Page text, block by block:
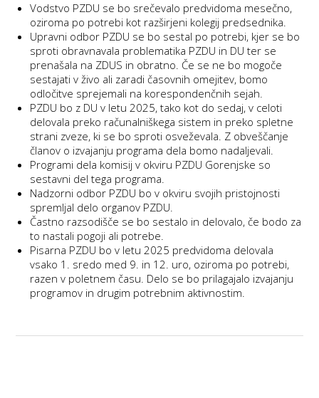
Vodstvo PZDU se bo srečevalo predvidoma mesečno,
oziroma po potrebi kot razširjeni kolegij predsednika.
Upravni odbor PZDU se bo sestal po potrebi, kjer se bo
sproti obravnavala problematika PZDU in DU ter se
prenašala na ZDUS in obratno. Če se ne bo mogoče
sestajati v živo ali zaradi časovnih omejitev, bomo
odločitve sprejemali na korespondenčnih sejah.
PZDU bo z DU v letu 2025, tako kot do sedaj, v celoti
delovala preko računalniškega sistem in preko spletne
strani zveze, ki se bo sproti osveževala. Z obveščanje
članov o izvajanju programa dela bomo nadaljevali.
Programi dela komisij v okviru PZDU Gorenjske so
sestavni del tega programa.
Nadzorni odbor PZDU bo v okviru svojih pristojnosti
spremljal delo organov PZDU.
Častno razsodišče se bo sestalo in delovalo, če bodo za
to nastali pogoji ali potrebe.
Pisarna PZDU bo v letu 2025 predvidoma delovala
vsako 1. sredo med 9. in 12. uro, oziroma po potrebi,
razen v poletnem času. Delo se bo prilagajalo izvajanju
programov in drugim potrebnim aktivnostim.